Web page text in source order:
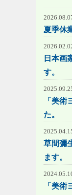
夏季休
日本画
す。
「美術
た。
草間彌
ます。
「美術